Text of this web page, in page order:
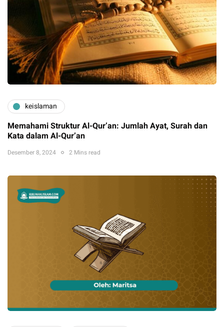
keislaman
Memahami Struktur Al-Qur’an: Jumlah Ayat, Surah dan
Kata dalam Al-Qur’an
Desember 8, 2024 2 Mins read